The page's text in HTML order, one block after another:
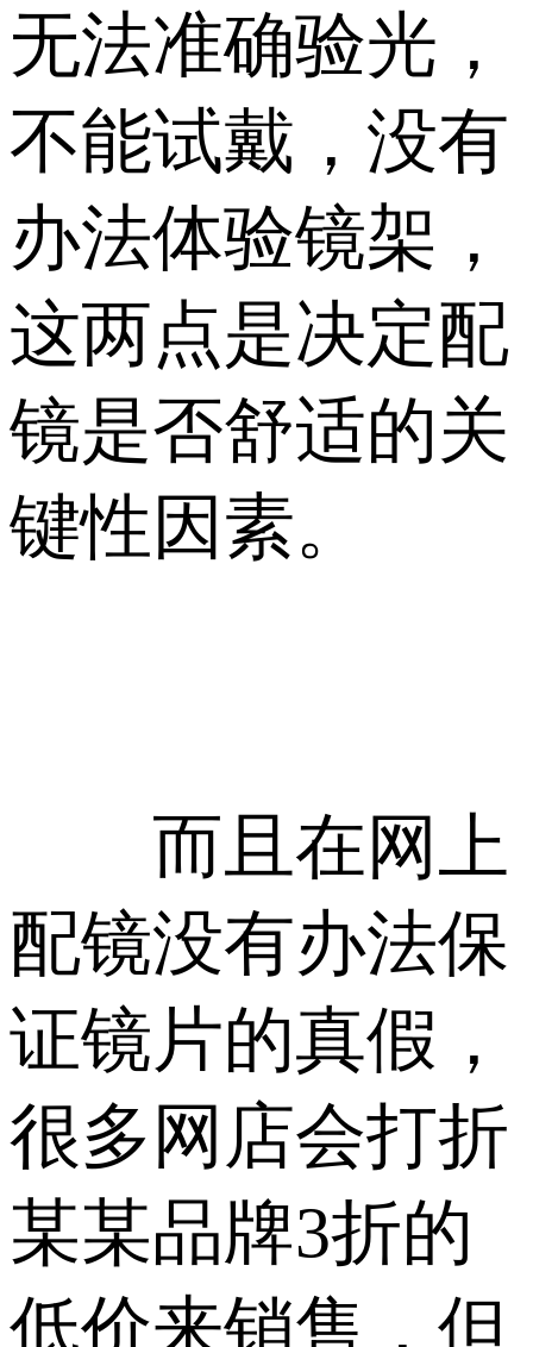
无法准确验光，
不能试戴，没有
办法体验镜架，
这两点是决定配
镜是否舒适的关
键性因素。
而且在网上
配镜没有办法保
证镜片的真假，
很多网店会打折
某某品牌3折的
低价来销售，但